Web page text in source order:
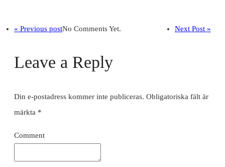
« Previous post Next Post »
No Comments Yet.
Leave a Reply
Din e-postadress kommer inte publiceras. Obligatoriska fält är
märkta *
Comment